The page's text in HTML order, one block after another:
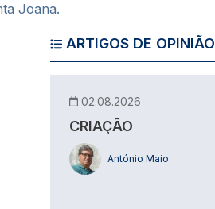
Joana.
ARTIGOS DE OPINIÃO
02.08.2026
CRIAÇÃO
António Maio